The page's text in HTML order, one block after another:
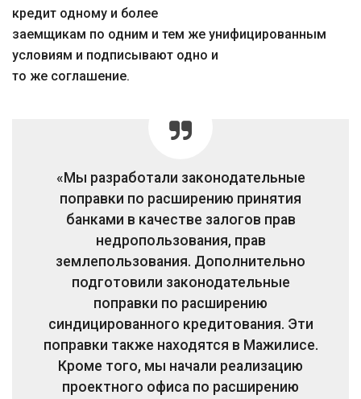
кредит одному и более
заемщикам по одним и тем же унифицированным
условиям и подписывают одно и
то же соглашение.
«Мы разработали законодательные
поправки по расширению принятия
банками в качестве залогов прав
недропользования, прав
землепользования. Дополнительно
подготовили законодательные
поправки по расширению
синдицированного кредитования. Эти
поправки также находятся в Мажилисе.
Кроме того, мы начали реализацию
проектного офиса по расширению